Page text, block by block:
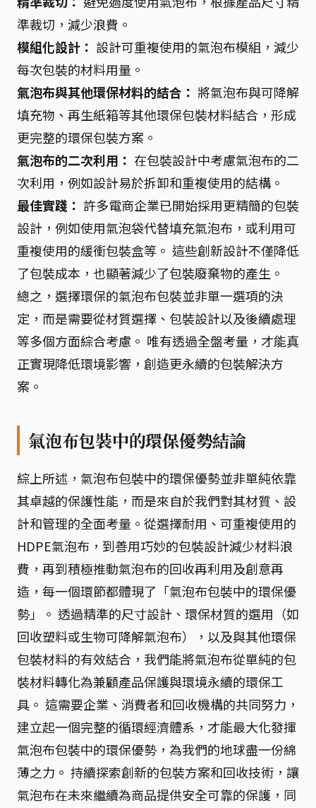
準裁切，減少浪費。
模組化設計： 設計可重複使用的氣泡布模組，減少
每次包裝的材料用量。
氣泡布與其他環保材料的結合： 將氣泡布與可降解
填充物、再生紙箱等其他環保包裝材料結合，形成
更完整的環保包裝方案。
氣泡布的二次利用： 在包裝設計中考慮氣泡布的二
次利用，例如設計易於拆卸和重複使用的結構。
最佳實踐： 許多電商企業已開始採用更精簡的包裝
設計，例如使用氣泡袋代替填充氣泡布，或利用可
重複使用的緩衝包裝盒等。 這些創新設計不僅降低
了包裝成本，也顯著減少了包裝廢棄物的產生。
總之，選擇環保的氣泡布包裝並非單一選項的決
定，而是需要從材質選擇、包裝設計以及後續處理
等多個方面綜合考慮。 唯有透過全盤考量，才能真
正實現降低環境影響，創造更永續的包裝解決方
案。
氣泡布包裝中的環保優勢結論
綜上所述，氣泡布包裝中的環保優勢並非單純依靠
其卓越的保護性能，而是來自於我們對其材質、設
計和管理的全面考量。從選擇耐用、可重複使用的
HDPE氣泡布，到善用巧妙的包裝設計減少材料浪
費，再到積極推動氣泡布的回收再利用及創意再
造，每一個環節都體現了「氣泡布包裝中的環保優
勢」。 透過精準的尺寸設計、環保材質的選用（如
回收塑料或生物可降解氣泡布），以及與其他環保
包裝材料的有效結合，我們能將氣泡布從單純的包
裝材料轉化為兼顧產品保護與環境永續的環保工
具。 這需要企業、消費者和回收機構的共同努力，
建立起一個完整的循環經濟體系，才能最大化發揮
氣泡布包裝中的環保優勢，為我們的地球盡一份綿
薄之力。 持續探索創新的包裝方案和回收技術，讓
氣泡布在未來繼續為商品提供安全可靠的保護，同